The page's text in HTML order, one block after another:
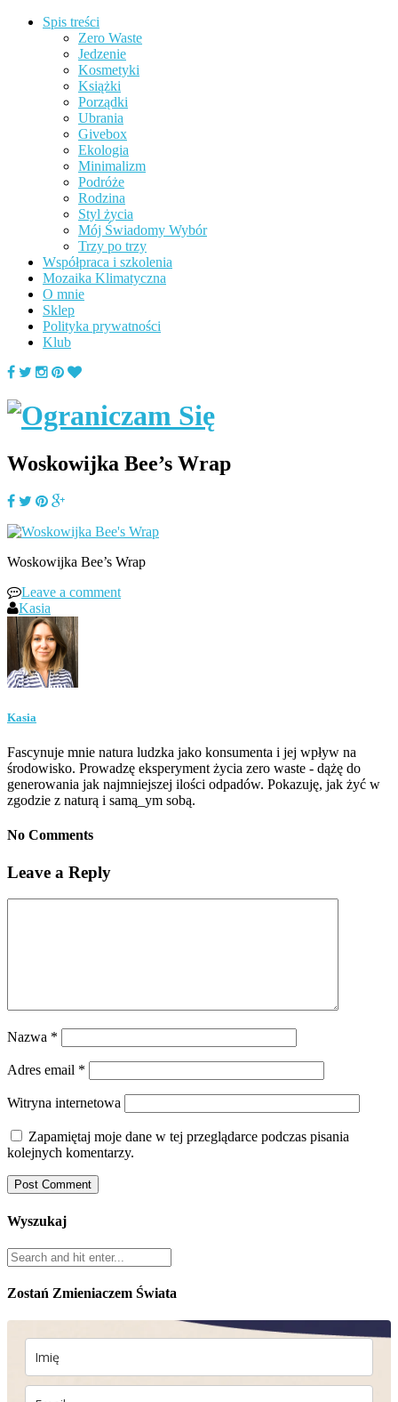
Spis treści
Zero Waste
Jedzenie
Kosmetyki
Książki
Porządki
Ubrania
Givebox
Ekologia
Minimalizm
Podróże
Rodzina
Styl życia
Mój Świadomy Wybór
Trzy po trzy
Współpraca i szkolenia
Mozaika Klimatyczna
O mnie
Sklep
Polityka prywatności
Klub
Woskowijka Bee’s Wrap
Woskowijka Bee’s Wrap
Leave a comment
Kasia
Kasia
Fascynuje mnie natura ludzka jako konsumenta i jej wpływ na
środowisko. Prowadzę eksperyment życia zero waste - dążę do
generowania jak najmniejszej ilości odpadów. Pokazuję, jak żyć w
zgodzie z naturą i samą_ym sobą.
No Comments
Leave a Reply
Nazwa *
Adres email *
Witryna internetowa
Zapamiętaj moje dane w tej przeglądarce podczas pisania
kolejnych komentarzy.
Wyszukaj
Zostań Zmieniaczem Świata